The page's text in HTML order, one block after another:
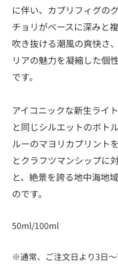
に伴い、カプリフィグの
チョリがベースに深みと
吹き抜ける潮風の爽快さ
リアの魅力を凝縮した個
です。
アイコニックな新生ライ
と同じシルエットのボト
ルーのマヨリカプリント
とクラフツマンシップに
と、絶景を誇る地中海地
のです。
50ml/100ml
※通常、ご注文日より3日～